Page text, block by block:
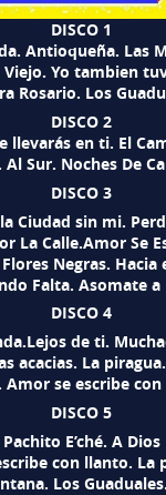
DISCO 1
Antioqueña. Las
Yo tambien
Rosario. Los
DISCO 2
llevarás en ti. El
Al Sur. Noches De
DISCO 3
Ciudad sin mi.
La Calle.Amor Se
Negras. Hacia
Falta. Asomate a
DISCO 4
de ti.
acacias. La
Amor se escribe
DISCO 5
E’ché. A
con llanto. La
Los